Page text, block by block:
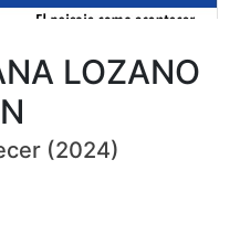
LOZANO
(2024)